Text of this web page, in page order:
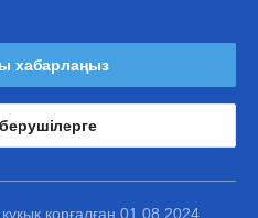
хабарлаңыз
қорғалған 01.08.2024